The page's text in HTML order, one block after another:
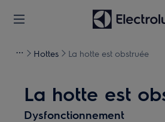
Hottes La hotte est obstruée
La hotte est
Dysfonctionnement